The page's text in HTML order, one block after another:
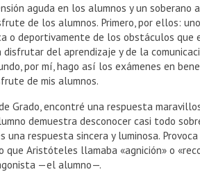
aguda en los alumnos y un soberano
de los alumnos. Primero, por ellos:
deportivamente de los obstáculos que
del aprendizaje y de la
por mí, hago así los exámenes en
de mis alumnos.
Grado, encontré una respuesta
demuestra desconocer casi todo
respuesta sincera y luminosa.
Aristóteles llamaba «agnición» o
—el alumno—.